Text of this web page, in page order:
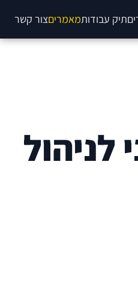
תיק עבודותמאמריםצור קשר
לניהול